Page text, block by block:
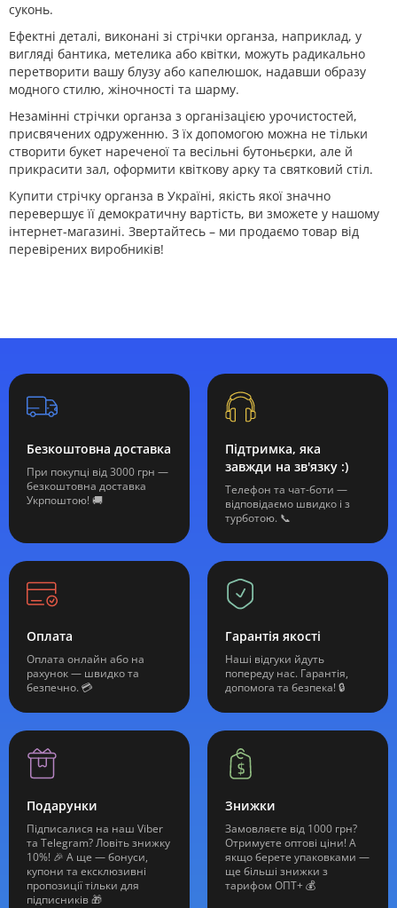
суконь.
Ефектні деталі, виконані зі стрічки органза, наприклад, у
вигляді бантика, метелика або квітки, можуть радикально
перетворити вашу блузу або капелюшок, надавши образу
модного стилю, жіночності та шарму.
Незамінні стрічки органза з організацією урочистостей,
присвячених одруженню. З їх допомогою можна не тільки
створити букет нареченої та весільні бутоньєрки, але й
прикрасити зал, оформити квіткову арку та святковий стіл.
Купити стрічку органза в Україні, якість якої значно
перевершує її демократичну вартість, ви зможете у нашому
інтернет-магазині. Звертайтесь – ми продаємо товар від
перевірених виробників!
Безкоштовна доставка
При покупці від 3000 грн —
безкоштовна доставка
Укрпоштою! 🚚
Підтримка, яка
завжди на зв'язку :)
Телефон та чат-боти —
відповідаємо швидко і з
турботою. 📞
Оплата
Оплата онлайн або на
рахунок — швидко та
безпечно. 💳
Гарантія якості
Наші відгуки йдуть
попереду нас. Гарантія,
допомога та безпека! 🔒
Подарунки
Підписалися на наш Viber
та Telegram? Ловіть знижку
10%! 🎉 А ще — бонуси,
купони та ексклюзивні
пропозиції тільки для
підписників 🎁
Знижки
Замовляєте від 1000 грн?
Отримуєте оптові ціни! А
якщо берете упаковками —
ще більші знижки з
тарифом ОПТ+ 💰